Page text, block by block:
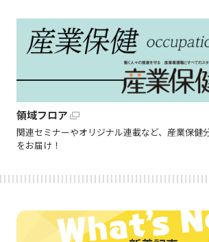
領域フロア
関連セミナーやオリジナル連載など、産業保健
をお届け！